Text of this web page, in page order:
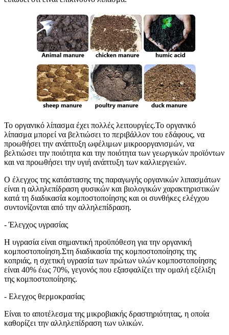
Το οργανικό λίπασμα έχει πολλές λειτουργίες.Το οργανικό
λίπασμα μπορεί να βελτιώσει το περιβάλλον του εδάφους, να
προωθήσει την ανάπτυξη ωφέλιμων μικροοργανισμών, να
βελτιώσει την ποιότητα και την ποιότητα των γεωργικών προϊόντων
και να προωθήσει την υγιή ανάπτυξη των καλλιεργειών.
Ο έλεγχος της κατάστασης της παραγωγής οργανικών λιπασμάτων
είναι η αλληλεπίδραση φυσικών και βιολογικών χαρακτηριστικών
κατά τη διαδικασία κομποστοποίησης και οι συνθήκες ελέγχου
συντονίζονται από την αλληλεπίδραση.
- Έλεγχος υγρασίας
Η υγρασία είναι σημαντική προϋπόθεση για την οργανική
κομποστοποίηση.Στη διαδικασία της κομποστοποίησης της
κοπριάς, η σχετική υγρασία των πρώτων υλών κομποστοποίησης
είναι 40% έως 70%, γεγονός που εξασφαλίζει την ομαλή εξέλιξη
της κομποστοποίησης.
- Ελεγχος θερμοκρασίας
Είναι το αποτέλεσμα της μικροβιακής δραστηριότητας, η οποία
καθορίζει την αλληλεπίδραση των υλικών.